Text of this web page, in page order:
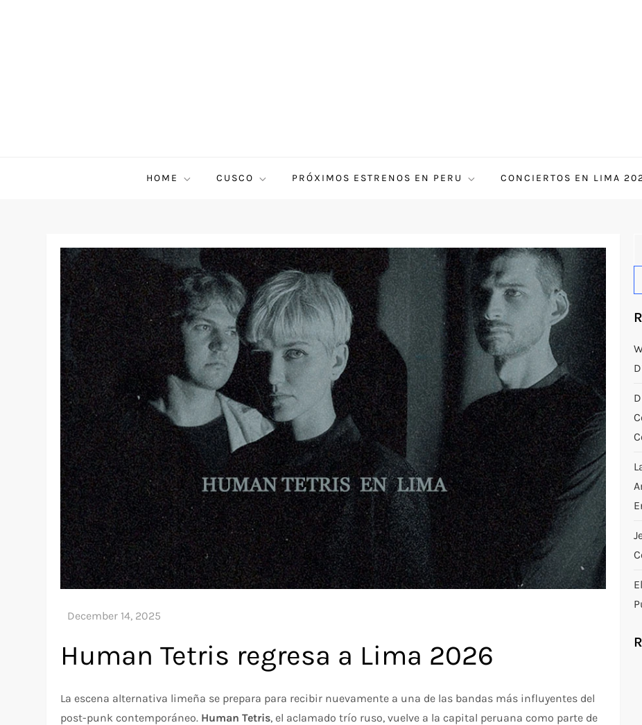
HOME CUSCO PRÓXIMOS ESTRENOS EN PERU CONCIERTOS EN LIMA
Human Tetris regresa a Lima 2026
La escena alternativa limeña se prepara para recibir nuevamente a una de las bandas más influyentes del
post-punk contemporáneo. Human Tetris, el aclamado trío ruso, vuelve a la capital peruana como parte de